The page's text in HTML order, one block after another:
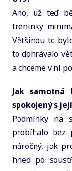
Ano, už teď
tréninky
Většinou to
to dohrávalo
a chceme v ní
Jak
spokojený s
Podmínky na
probíhalo bez
náročný, jak
hned po